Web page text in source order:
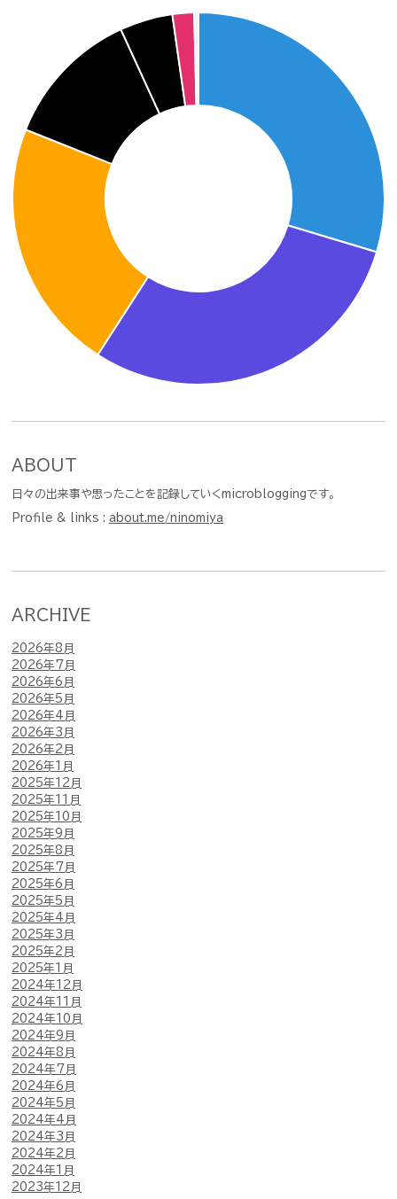
ABOUT
日々の出来事や思ったことを記録していくmicrobloggingです。
Profile & links : about.me/ninomiya
ARCHIVE
2026年8月
2026年7月
2026年6月
2026年5月
2026年4月
2026年3月
2026年2月
2026年1月
2025年12月
2025年11月
2025年10月
2025年9月
2025年8月
2025年7月
2025年6月
2025年5月
2025年4月
2025年3月
2025年2月
2025年1月
2024年12月
2024年11月
2024年10月
2024年9月
2024年8月
2024年7月
2024年6月
2024年5月
2024年4月
2024年3月
2024年2月
2024年1月
2023年12月